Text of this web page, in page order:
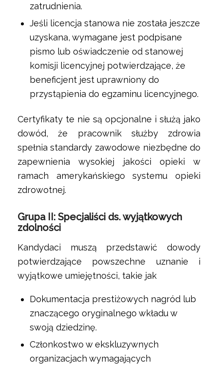
zatrudnienia.
Jeśli licencja stanowa nie została jeszcze
uzyskana, wymagane jest podpisane
pismo lub oświadczenie od stanowej
komisji licencyjnej potwierdzające, że
beneficjent jest uprawniony do
przystąpienia do egzaminu licencyjnego.
Certyfikaty te nie są opcjonalne i służą jako
dowód, że pracownik służby zdrowia
spełnia standardy zawodowe niezbędne do
zapewnienia wysokiej jakości opieki w
ramach amerykańskiego systemu opieki
zdrowotnej.
Grupa II: Specjaliści ds. wyjątkowych
zdolności
Kandydaci muszą przedstawić dowody
potwierdzające powszechne uznanie i
wyjątkowe umiejętności, takie jak
Dokumentacja prestiżowych nagród lub
znaczącego oryginalnego wkładu w
swoją dziedzinę.
Członkostwo w ekskluzywnych
organizacjach wymagających